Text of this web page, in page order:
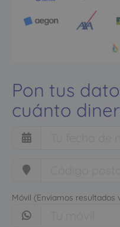
Pon tus
cuánto
Móvil (Enviamos resultados